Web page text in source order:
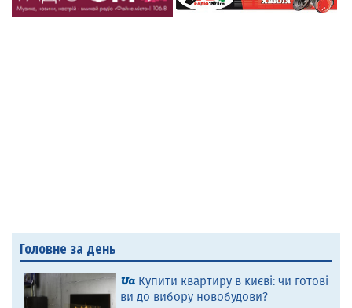
Головне за день
Купити квартиру в києві: чи готові
ви до вибору новобудови?